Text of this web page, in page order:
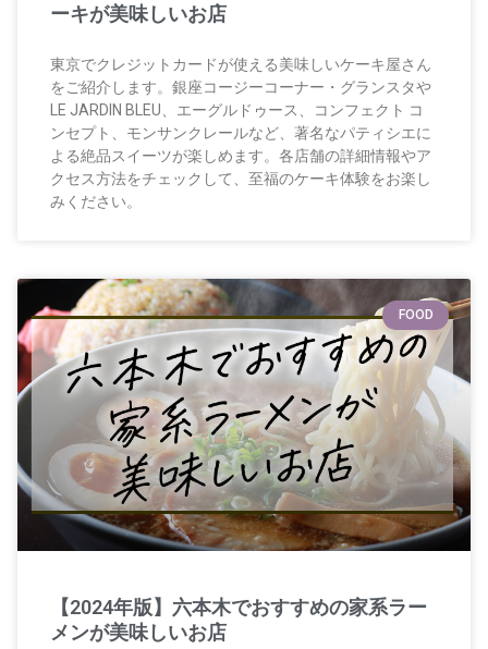
ーキが美味しいお店
東京でクレジットカードが使える美味しいケーキ屋さん
をご紹介します。銀座コージーコーナー・グランスタや
LE JARDIN BLEU、エーグルドゥース、コンフェクト コ
ンセプト、モンサンクレールなど、著名なパティシエに
よる絶品スイーツが楽しめます。各店舗の詳細情報やア
クセス方法をチェックして、至福のケーキ体験をお楽し
みください。
FOOD
【2024年版】六本木でおすすめの家系ラー
メンが美味しいお店